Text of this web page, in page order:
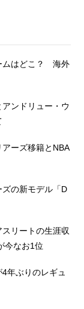
ムはどこ？ 海外
ンドリュー・ウ
ーズ移籍とNBA
の新モデル「D
スリートの生涯収
今なお1位
年ぶりのレギュ